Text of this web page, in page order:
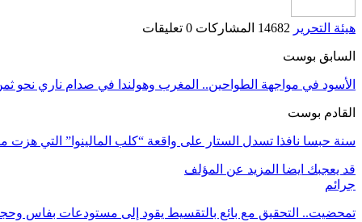
هيئة التحرير 14682 المشاركات 0 تعليقات
السابق بوست
الأسود في مواجهة الطواحين.. المغرب وهولندا في صدام ناري نحو ثمن
القادم بوست
سنة حبسا نافذا تسدل الستار على واقعة “كلب المالينوا” التي هزت
قد يعجبك ايضا المزيد عن المؤلف
جرائم
تمحضيت.. التحقيق مع بائع بالتقسيط يقود إلى مستودعات بفاس